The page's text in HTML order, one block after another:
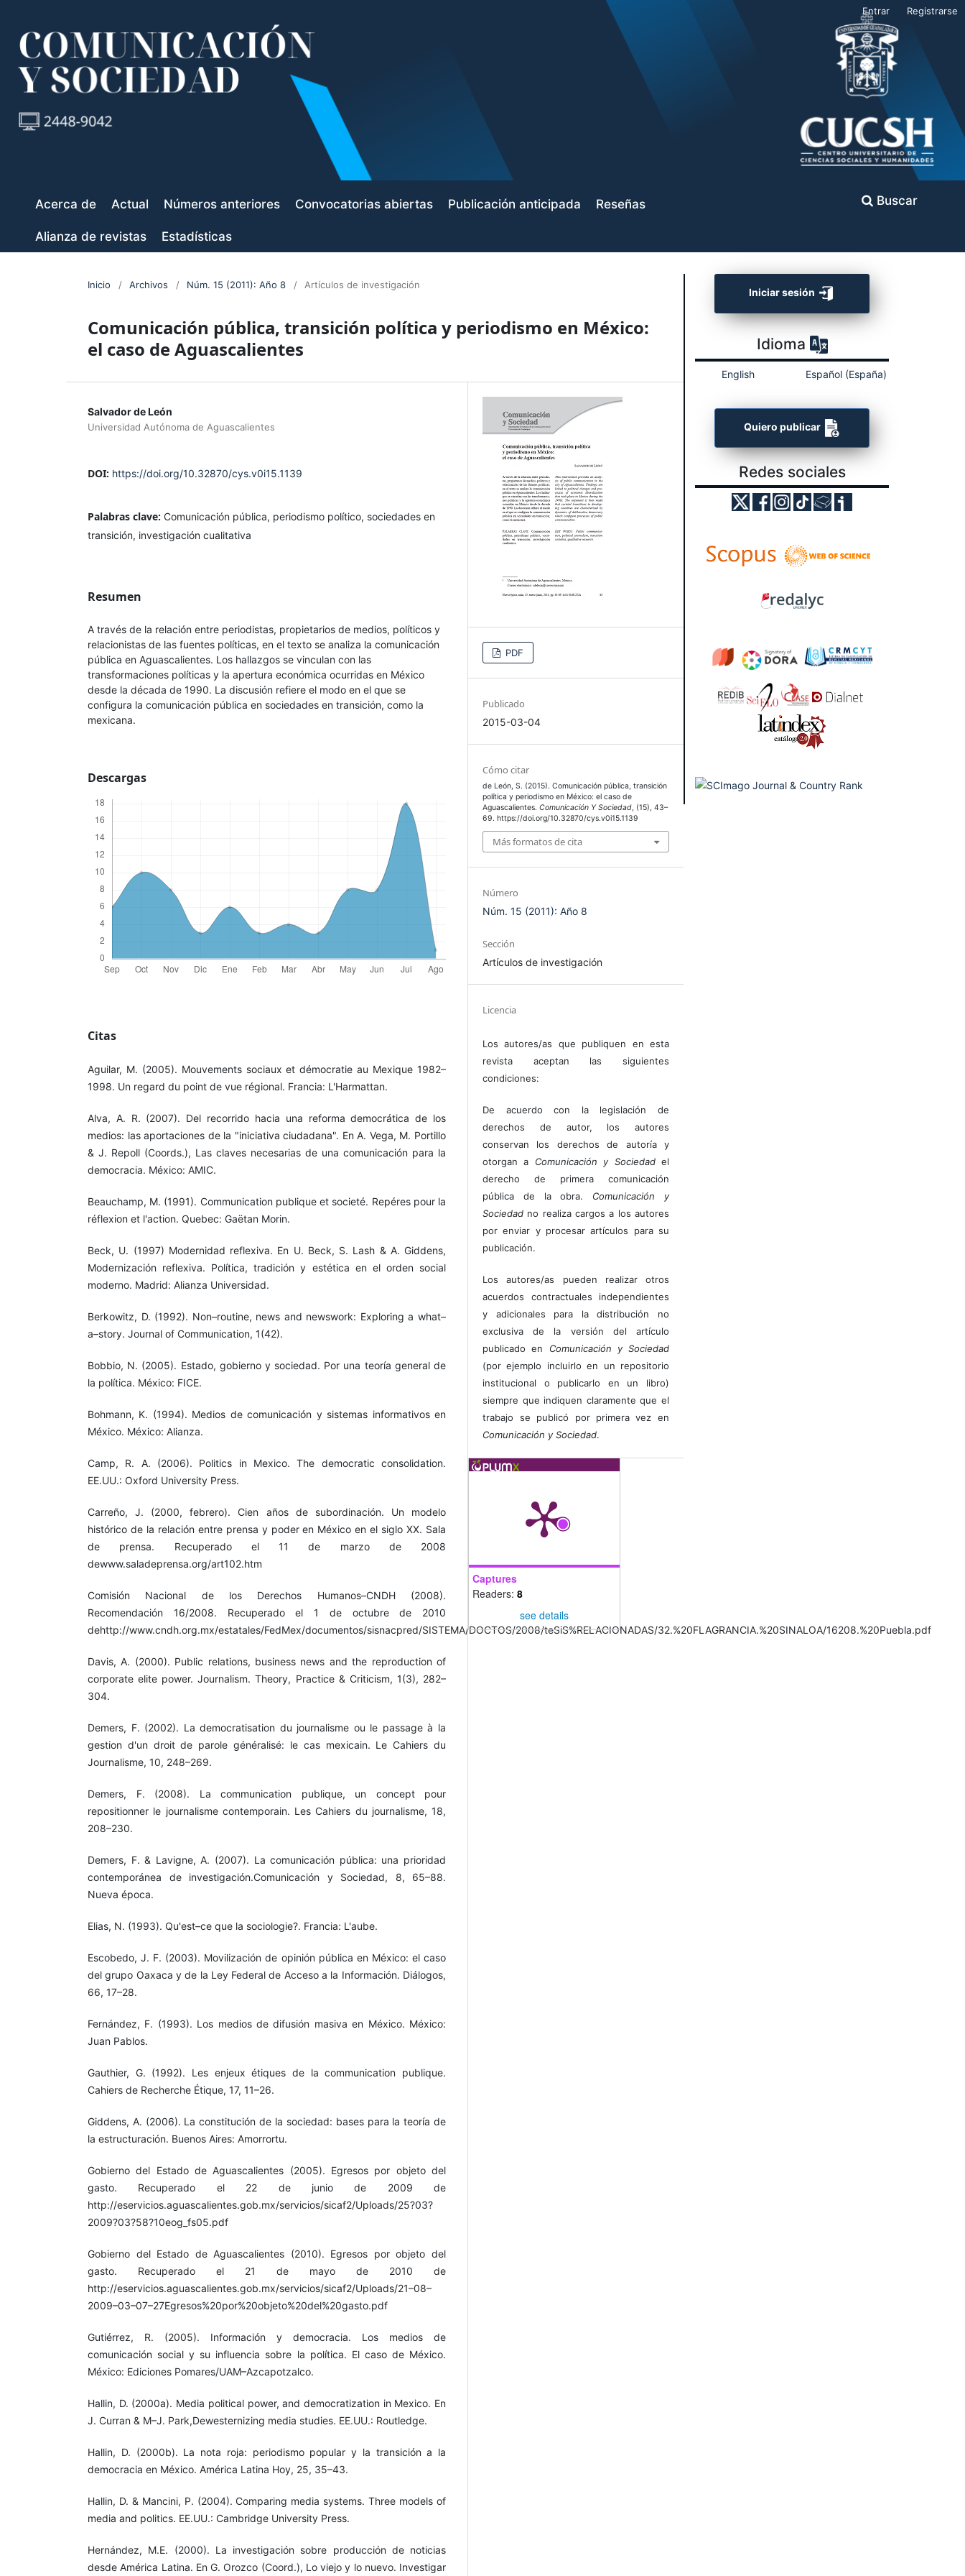
Acerca de Actual Números anteriores Convocatorias abiertas Publicación anticipada Reseñas
Alianza de revistas Estadísticas
Buscar
Entrar Registrarse
Inicio / Archivos / Núm. 15 (2011): Año 8 / Artículos de investigación
Comunicación pública, transición política y periodismo en México:
el caso de Aguascalientes
Salvador de León
Universidad Autónoma de Aguascalientes
DOI: https://doi.org/10.32870/cys.v0i15.1139
Palabras clave: Comunicación pública, periodismo político, sociedades en
transición, investigación cualitativa
Resumen
A través de la relación entre periodistas, propietarios de medios, políticos y
relacionistas de las fuentes políticas, en el texto se analiza la comunicación
pública en Aguascalientes. Los hallazgos se vinculan con las
transformaciones políticas y la apertura económica ocurridas en México
desde la década de 1990. La discusión refiere el modo en el que se
configura la comunicación pública en sociedades en transición, como la
mexicana.
Descargas
Citas
Aguilar, M. (2005). Mouvements sociaux et démocratie au Mexique 1982–
1998. Un regard du point de vue régional. Francia: L'Harmattan.
Alva, A. R. (2007). Del recorrido hacia una reforma democrática de los
medios: las aportaciones de la "iniciativa ciudadana". En A. Vega, M. Portillo
& J. Repoll (Coords.), Las claves necesarias de una comunicación para la
democracia. México: AMIC.
Beauchamp, M. (1991). Communication publique et societé. Repéres pour la
réflexion et l'action. Quebec: Gaëtan Morin.
Beck, U. (1997) Modernidad reflexiva. En U. Beck, S. Lash & A. Giddens,
Modernización reflexiva. Política, tradición y estética en el orden social
moderno. Madrid: Alianza Universidad.
Berkowitz, D. (1992). Non–routine, news and newswork: Exploring a what–
a–story. Journal of Communication, 1(42).
Bobbio, N. (2005). Estado, gobierno y sociedad. Por una teoría general de
la política. México: FICE.
Bohmann, K. (1994). Medios de comunicación y sistemas informativos en
México. México: Alianza.
Camp, R. A. (2006). Politics in Mexico. The democratic consolidation.
EE.UU.: Oxford University Press.
Carreño, J. (2000, febrero). Cien años de subordinación. Un modelo
histórico de la relación entre prensa y poder en México en el siglo XX. Sala
de prensa. Recuperado el 11 de marzo de 2008
dewww.saladeprensa.org/art102.htm
Comisión Nacional de los Derechos Humanos–CNDH (2008).
Recomendación 16/2008. Recuperado el 1 de octubre de 2010
dehttp://www.cndh.org.mx/estatales/FedMex/documentos/sisnacpred/SISTEMA/DOCTOS/2008/teSiS%RELACIONADAS/32.%20FLAGRANCIA.%20SINALOA/16208.%20Puebla.pdf
Davis, A. (2000). Public relations, business news and the reproduction of
corporate elite power. Journalism. Theory, Practice & Criticism, 1(3), 282–
304.
Demers, F. (2002). La democratisation du journalisme ou le passage à la
gestion d'un droit de parole généralisé: le cas mexicain. Le Cahiers du
Journalisme, 10, 248–269.
Demers, F. (2008). La communication publique, un concept pour
repositionner le journalisme contemporain. Les Cahiers du journalisme, 18,
208–230.
Demers, F. & Lavigne, A. (2007). La comunicación pública: una prioridad
contemporánea de investigación.Comunicación y Sociedad, 8, 65–88.
Nueva época.
Elias, N. (1993). Qu'est–ce que la sociologie?. Francia: L'aube.
Escobedo, J. F. (2003). Movilización de opinión pública en México: el caso
del grupo Oaxaca y de la Ley Federal de Acceso a la Información. Diálogos,
66, 17–28.
Fernández, F. (1993). Los medios de difusión masiva en México. México:
Juan Pablos.
Gauthier, G. (1992). Les enjeux étiques de la communication publique.
Cahiers de Recherche Étique, 17, 11–26.
Giddens, A. (2006). La constitución de la sociedad: bases para la teoría de
la estructuración. Buenos Aires: Amorrortu.
Gobierno del Estado de Aguascalientes (2005). Egresos por objeto del
gasto. Recuperado el 22 de junio de 2009 de
http://eservicios.aguascalientes.gob.mx/servicios/sicaf2/Uploads/25?03?
2009?03?58?10eog_fs05.pdf
Gobierno del Estado de Aguascalientes (2010). Egresos por objeto del
gasto. Recuperado el 21 de mayo de 2010 de
http://eservicios.aguascalientes.gob.mx/servicios/sicaf2/Uploads/21–08–
2009–03–07–27Egresos%20por%20objeto%20del%20gasto.pdf
Gutiérrez, R. (2005). Información y democracia. Los medios de
comunicación social y su influencia sobre la política. El caso de México.
México: Ediciones Pomares/UAM–Azcapotzalco.
Hallin, D. (2000a). Media political power, and democratization in Mexico. En
J. Curran & M–J. Park,Dewesternizing media studies. EE.UU.: Routledge.
Hallin, D. (2000b). La nota roja: periodismo popular y la transición a la
democracia en México. América Latina Hoy, 25, 35–43.
Hallin, D. & Mancini, P. (2004). Comparing media systems. Three models of
media and politics. EE.UU.: Cambridge University Press.
Hernández, M.E. (2000). La investigación sobre producción de noticias
desde América Latina. En G. Orozco (Coord.), Lo viejo y lo nuevo. Investigar
PDF
Publicado
2015-03-04
Cómo citar
de León, S. (2015). Comunicación pública, transición
política y periodismo en México: el caso de
Aguascalientes.Comunicación Y Sociedad, (15), 43–
69. https://doi.org/10.32870/cys.v0i15.1139
Más formatos de cita
Número
Núm. 15 (2011): Año 8
Sección
Artículos de investigación
Licencia
Los autores/as que publiquen en esta
revista aceptan las siguientes
condiciones:
De acuerdo con la legislación de
derechos de autor, los autores
conservan los derechos de autoría y
otorgan a Comunicación y Sociedadel
derecho de primera comunicación
pública de la obra. Comunicación y
Sociedad no realiza cargos a los autores
por enviar y procesar artículos para su
publicación.
Los autores/as pueden realizar otros
acuerdos contractuales independientes
y adicionales para la distribución no
exclusiva de la versión del artículo
publicado en Comunicación y Sociedad
(por ejemplo incluirlo en un repositorio
institucional o publicarlo en un libro)
siempre que indiquen claramente que el
trabajo se publicó por primera vez en
Comunicación y Sociedad.
Captures
Readers: 8
see details
Iniciar sesión
Idioma
English Español (España)
Quiero publicar
Redes sociales